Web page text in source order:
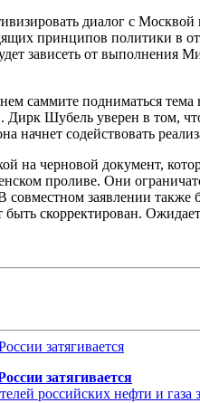
диалог с
принципов политики в
зависеть от выполнения
саммите подниматься
Дирк Шубель уверен в том,
начнет содействовать
на черновой документ,
проливе. Они
заявлении также
скорректирован.
затягивается
российских нефти и газа